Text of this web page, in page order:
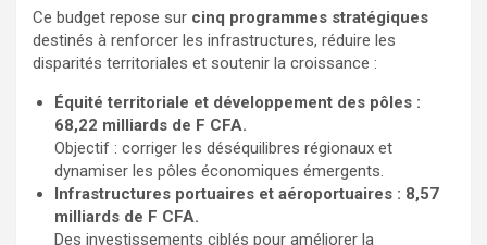
Ce budget repose sur cinq programmes stratégiques
destinés à renforcer les infrastructures, réduire les
disparités territoriales et soutenir la croissance :
Équité territoriale et développement des pôles :
68,22 milliards de F CFA.
Objectif : corriger les déséquilibres régionaux et
dynamiser les pôles économiques émergents.
Infrastructures portuaires et aéroportuaires : 8,57
milliards de F CFA.
Des investissements ciblés pour améliorer la